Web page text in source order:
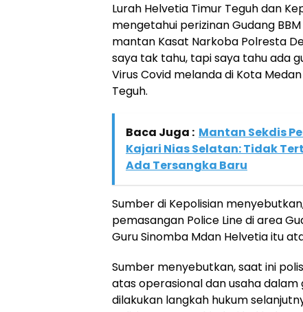
Lurah Helvetia Timur Teguh dan
mengetahui perizinan Gudang
mantan Kasat Narkoba Polresta
saya tak tahu, tapi saya tahu ada
Virus Covid melanda di Kota
Teguh.
Baca Juga : Mantan Sekdis
Kajari Nias Selatan: Tidak
Ada Tersangka Baru
Sumber di Kepolisian
pemasangan Police Line di area
Guru Sinomba Mdan Helvetia itu
Sumber menyebutkan, saat ini
atas operasional dan usaha
dilakukan langkah hukum